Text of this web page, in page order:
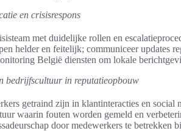
en crisisrespons
met duidelijke rollen en
helder en feitelijk; communiceer updates
België diensten om lokale
bedrijfscultuur in reputatieopbouw
getraind zijn in klantinteracties en social
waarin fouten worden gemeld en
door medewerkers te betrekken